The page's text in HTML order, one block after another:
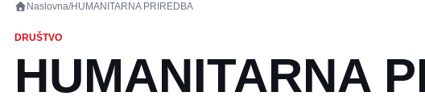
Naslovna/HUMANITARNA PRIREDBA
DRUŠTVO
HUMANITARNA